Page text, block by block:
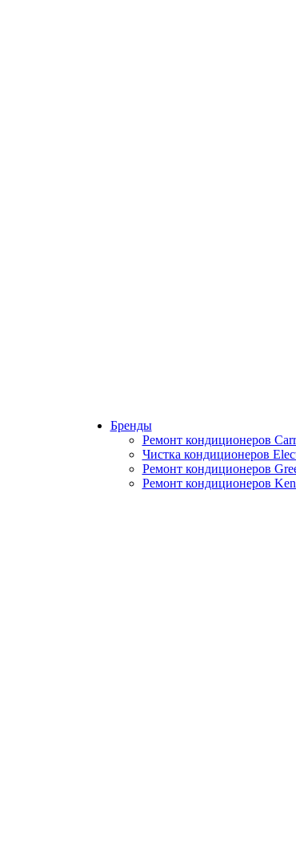
Бренды
Ремонт кондиционеров
Чистка кондиционеров
Ремонт кондиционеров
Ремонт кондиционеров